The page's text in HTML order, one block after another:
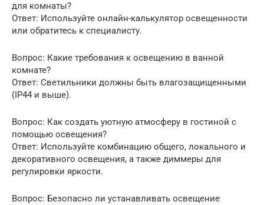
для комнаты?
Ответ: Используйте онлайн-калькулятор освещенности
или обратитесь к специалисту.
Вопрос: Какие требования к освещению в ванной
комнате?
Ответ: Светильники должны быть влагозащищенными
(IP44 и выше).
Вопрос: Как создать уютную атмосферу в гостиной с
помощью освещения?
Ответ: Используйте комбинацию общего, локального и
декоративного освещения, а также диммеры для
регулировки яркости.
Вопрос: Безопасно ли устанавливать освещение